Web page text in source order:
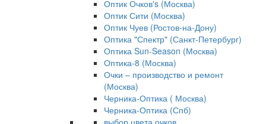
Оптик Очков's (Москва)
Оптик Сити (Москва)
Оптик Чуев (Ростов-на-Дону)
Оптика "Спектр" (Санкт-Петербург)
Оптика Sun-Season (Москва)
Оптика-8 (Москва)
Очки – производство и ремонт
(Москва)
Черника-Оптика ( Москва)
Черника-Оптика (Спб)